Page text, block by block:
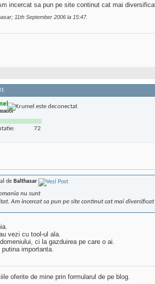
incercat sa pun pe site continut cat mai
11th September 2006 la 15:47.
72
de Balthasar
nu sunt
Am incercat sa pun pe site continut cat mai
vezi cu tool-ul ala.
ci la gazduirea pe care o ai.
importanta.
oferite de mine prin formularul de pe blog.